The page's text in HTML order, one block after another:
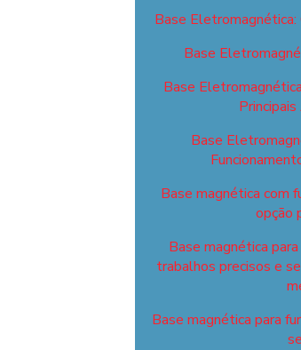
Base Eletromagnética:
Base
Base
Base
Base magnética com
opção
Base magnética
trabalhos precisos e
Base magnética para